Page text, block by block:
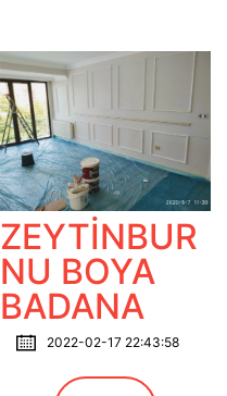
ZEYTİNBUR
NU BOYA
BADANA
2022-02-17 22:43:58